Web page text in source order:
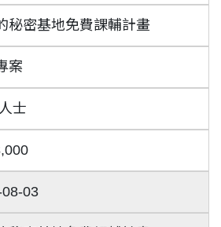
秘密基地免費課輔計畫
案
士
03